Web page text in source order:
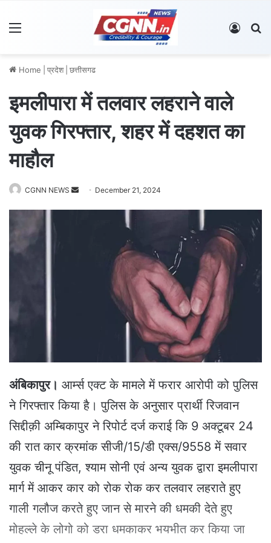
Log In
Home प्रदेश छत्तीसगढ
इमलीपारा में तलवार लहराने वाले
युवक गिरफ्तार, शहर में दहशत का
माहौल
CGNN NEWS December 21, 2024
अंबिकापुर। आर्म्स एक्ट के मामले में फरार आरोपी को पुलिस
ने गिरफ्तार किया है। पुलिस के अनुसार प्रार्थी रिजवान
सिद्दीक़ी अम्बिकापुर ने रिपोर्ट दर्ज कराई कि 9 अक्टूबर 24
की रात कार क्रमांक सीजी/15/डी एक्स/9558 में सवार
युवक चीनू पंडित, श्याम सोनी एवं अन्य युवक द्वारा इमलीपारा
मार्ग में आकर कार को रोक रोक कर तलवार लहराते हुए
गाली गलौज करते हुए जान से मारने की धमकी देते हुए
मोहल्ले के लोगो को डरा धमकाकर भयभीत कर किया जा